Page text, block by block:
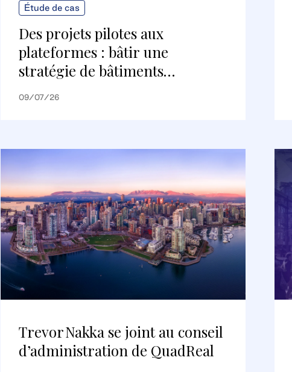
Étude de cas
Des projets pilotes aux
plateformes : bâtir une
stratégie de bâtiments
numériques évolutive
09/07/26
Trevor Nakka se joint au conseil
d’administration de QuadReal